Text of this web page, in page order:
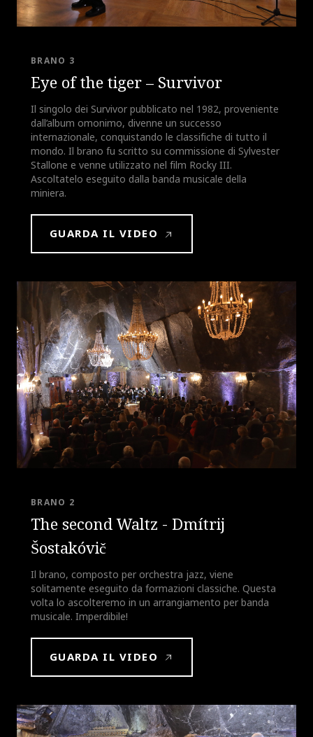
Eye of the tiger – Survivor
BRANO 3
Il singolo dei Survivor pubblicato nel 1982, proveniente
dall’album omonimo, divenne un successo
internazionale, conquistando le classifiche di tutto il
mondo. Il brano fu scritto su commissione di Sylvester
Stallone e venne utilizzato nel film Rocky III.
Ascoltatelo eseguito dalla banda musicale della
miniera.
GUARDA IL VIDEO
The second Waltz - Dmítrij
Šostakóvič
BRANO 2
Il brano, composto per orchestra jazz, viene
solitamente eseguito da formazioni classiche. Questa
volta lo ascolteremo in un arrangiamento per banda
musicale. Imperdibile!
GUARDA IL VIDEO